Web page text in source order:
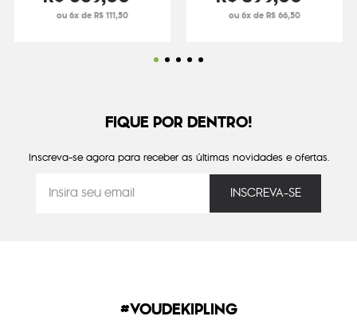
ou 6x de R$ 111,50 ou 6x de R$ 66,50
FIQUE POR DENTRO!
Inscreva-se agora para receber as últimas novidades e ofertas.
#VOUDEKIPLING